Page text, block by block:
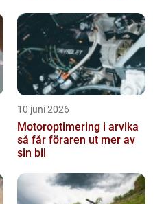
10 juni 2026
Motoroptimering i arvika
så får föraren ut mer av
sin bil